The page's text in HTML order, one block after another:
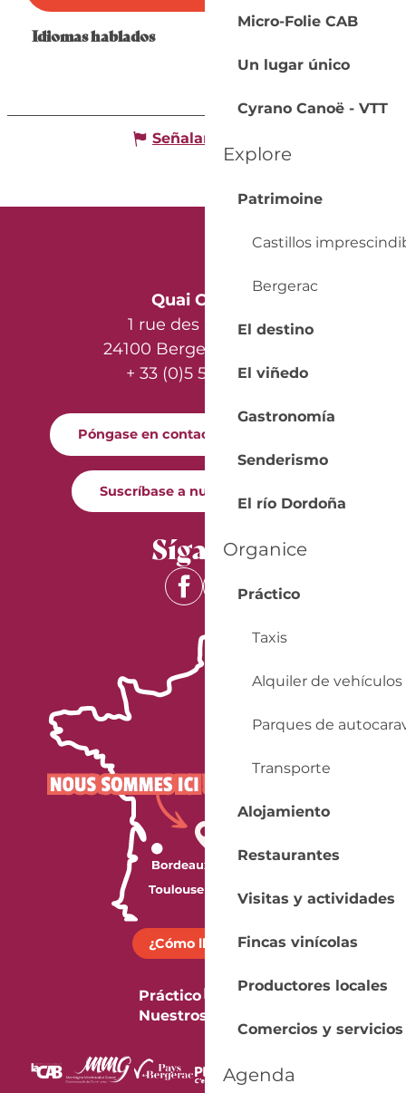
Micro-Folie CAB
Un lugar único
Cyrano Canoë - VTT
Explore
Patrimoine
Castillos
Bergerac
El destino
El viñedo
Gastronomía
Senderismo
El río Dordoña
Organice
Práctico
Taxis
Alquiler de vehículos
Parques de
Transporte
Alojamiento
Restaurantes
Visitas y actividades
Fincas vinícolas
Productores locales
Comercios y servicios
Agenda
Idiomas hablados
Idiomas hablados
Señalar un error
Quai Cyrano
1 rue des Récollets
24100 Bergerac - France
+ 33 (0)5 53 57 03 11
Póngase en contacto con nosotros
Suscríbase a nuestro boletín
Síganos
¿Cómo llegar?
Práctico
Nuestros folletos